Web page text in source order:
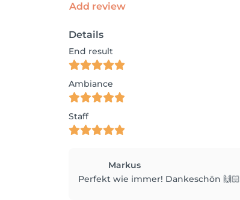
Add review
Details
End result
Ambiance
Staff
Markus
Perfekt wie immer! Dankeschön 🙌🏻